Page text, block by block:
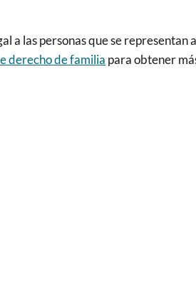
a las personas que se representan
derecho de familia para obtener